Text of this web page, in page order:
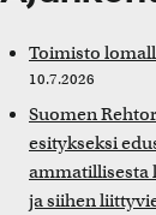
Toimisto
10.7.2026
Suomen
esitykseksi
ammatillisesta
ja siihen